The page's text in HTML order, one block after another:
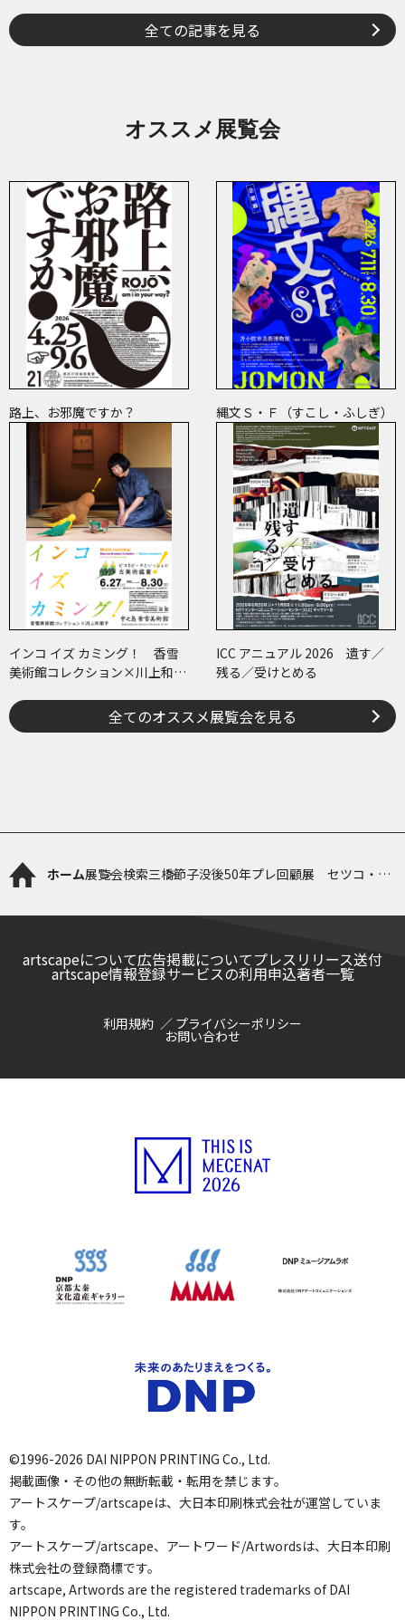
全ての記事を見る
オススメ展覧会
路上、お邪魔ですか？ 縄文Ｓ・Ｆ（すこし・ふしぎ）
インコ イズ カミング！ 香雪
美術館コレクション×川上和歌
に古美術鑑賞～
ICC アニュアル 2026 遺す／
残る／受けとめる
全てのオススメ展覧会を見る
ホーム展覧会検索三橋節子没後50年プレ回顧展 セツコ・リ
artscapeについて広告掲載についてプレスリリース送付
artscape情報登録サービスの利用申込著者一覧
利用規約 プライバシーポリシー
お問い合わせ
©1996-2026 DAI NIPPON PRINTING Co., Ltd.
掲載画像・その他の無断転載・転用を禁じます。
アートスケープ/artscapeは、大日本印刷株式会社が運営していま
す。
アートスケープ/artscape、アートワード/Artwordsは、大日本印刷
株式会社の登録商標です。
artscape, Artwords are the registered trademarks of DAI
NIPPON PRINTING Co., Ltd.